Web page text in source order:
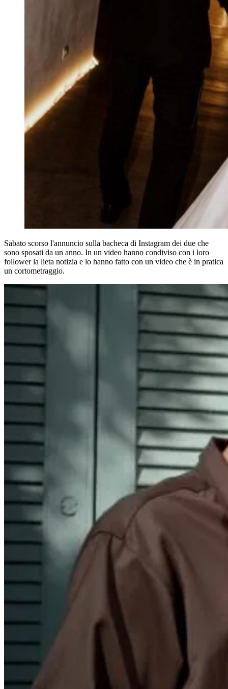
Sabato scorso l'annuncio sulla bacheca di Instagram dei due che
sono sposati da un anno. In un video hanno condiviso con i loro
follower la lieta notizia e lo hanno fatto con un video che è in pratica
un cortometraggio.